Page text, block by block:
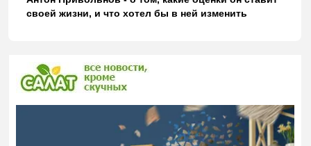
своей жизни, и что хотел бы в ней изменить